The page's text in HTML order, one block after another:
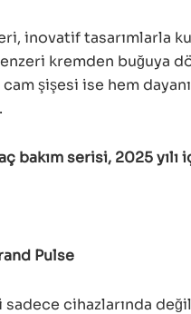
inovatif tasarımlarla
kremden buğuya
cam şişesi ise hem
bakım serisi, 2025 yılı
Pulse
cihazlarında